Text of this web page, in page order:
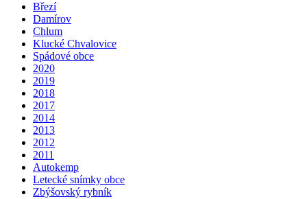
Březí
Damírov
Chlum
Klucké Chvalovice
Spádové obce
2020
2019
2018
2017
2014
2013
2012
2011
Autokemp
Letecké snímky obce
Zbýšovský rybník